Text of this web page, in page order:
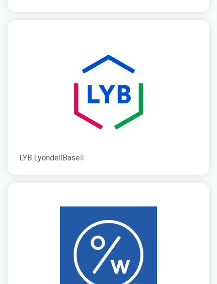
LYB LyondellBasell